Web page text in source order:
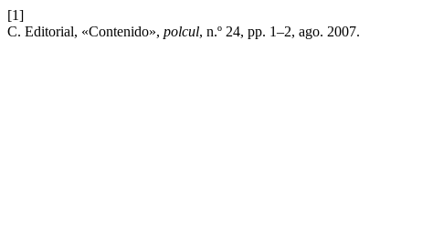
[1]
C. Editorial, «Contenido», polcul, n.º 24, pp. 1–2, ago. 2007.